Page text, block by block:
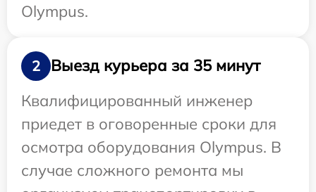
Olympus.
2
Выезд курьера за 35 минут
Квалифицированный инженер
приедет в оговоренные сроки для
осмотра оборудования Olympus. В
случае сложного ремонта мы